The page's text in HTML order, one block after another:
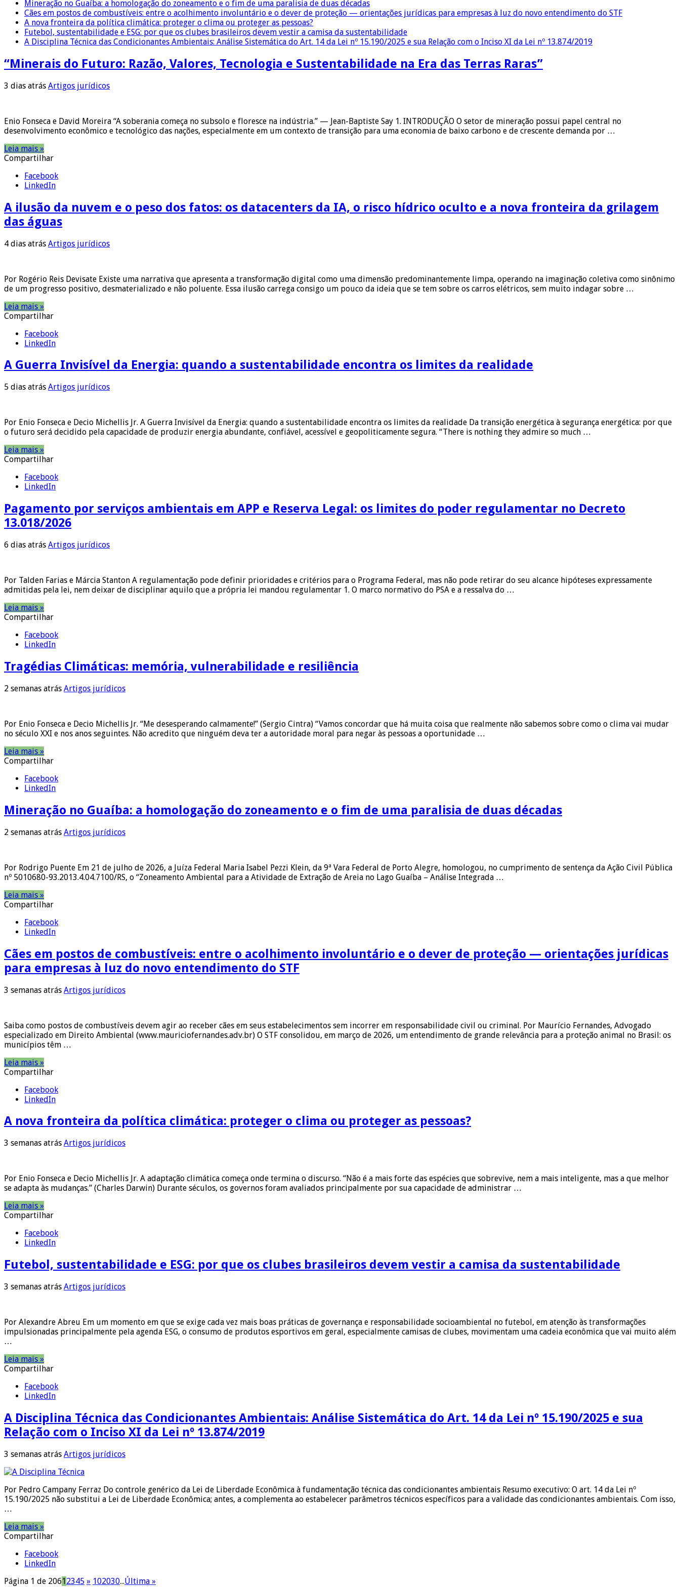
Mineração no Guaíba: a homologação do zoneamento e o fim de uma paralisia de duas décadas
Cães em postos de combustíveis: entre o acolhimento involuntário e o dever de proteção — orientações jurídicas para empresas à luz do novo entendimento do STF
A nova fronteira da política climática: proteger o clima ou proteger as pessoas?
Futebol, sustentabilidade e ESG: por que os clubes brasileiros devem vestir a camisa da sustentabilidade
A Disciplina Técnica das Condicionantes Ambientais: Análise Sistemática do Art. 14 da Lei nº 15.190/2025 e sua Relação com o Inciso XI da Lei nº 13.874/2019
“Minerais do Futuro: Razão, Valores, Tecnologia e Sustentabilidade na Era das Terras Raras”
3 dias atrás Artigos jurídicos
Enio Fonseca e David Moreira “A soberania começa no subsolo e floresce na indústria.” — Jean-Baptiste Say 1. INTRODUÇÃO O setor de mineração possui papel central no
desenvolvimento econômico e tecnológico das nações, especialmente em um contexto de transição para uma economia de baixo carbono e de crescente demanda por …
Leia mais »
Compartilhar
Facebook
LinkedIn
A ilusão da nuvem e o peso dos fatos: os datacenters da IA, o risco hídrico oculto e a nova fronteira da grilagem
das águas
4 dias atrás Artigos jurídicos
Por Rogério Reis Devisate Existe uma narrativa que apresenta a transformação digital como uma dimensão predominantemente limpa, operando na imaginação coletiva como sinônimo
de um progresso positivo, desmaterializado e não poluente. Essa ilusão carrega consigo um pouco da ideia que se tem sobre os carros elétricos, sem muito indagar sobre …
Leia mais »
Compartilhar
Facebook
LinkedIn
A Guerra Invisível da Energia: quando a sustentabilidade encontra os limites da realidade
5 dias atrás Artigos jurídicos
Por Enio Fonseca e Decio Michellis Jr. A Guerra Invisível da Energia: quando a sustentabilidade encontra os limites da realidade Da transição energética à segurança energética: por que
o futuro será decidido pela capacidade de produzir energia abundante, confiável, acessível e geopoliticamente segura. “There is nothing they admire so much …
Leia mais »
Compartilhar
Facebook
LinkedIn
Pagamento por serviços ambientais em APP e Reserva Legal: os limites do poder regulamentar no Decreto
13.018/2026
6 dias atrás Artigos jurídicos
Por Talden Farias e Márcia Stanton A regulamentação pode definir prioridades e critérios para o Programa Federal, mas não pode retirar do seu alcance hipóteses expressamente
admitidas pela lei, nem deixar de disciplinar aquilo que a própria lei mandou regulamentar 1. O marco normativo do PSA e a ressalva do …
Leia mais »
Compartilhar
Facebook
LinkedIn
Tragédias Climáticas: memória, vulnerabilidade e resiliência
2 semanas atrás Artigos jurídicos
Por Enio Fonseca e Decio Michellis Jr. “Me desesperando calmamente!” (Sergio Cintra) “Vamos concordar que há muita coisa que realmente não sabemos sobre como o clima vai mudar
no século XXI e nos anos seguintes. Não acredito que ninguém deva ter a autoridade moral para negar às pessoas a oportunidade …
Leia mais »
Compartilhar
Facebook
LinkedIn
Mineração no Guaíba: a homologação do zoneamento e o fim de uma paralisia de duas décadas
2 semanas atrás Artigos jurídicos
Por Rodrigo Puente Em 21 de julho de 2026, a Juíza Federal Maria Isabel Pezzi Klein, da 9ª Vara Federal de Porto Alegre, homologou, no cumprimento de sentença da Ação Civil Pública
nº 5010680-93.2013.4.04.7100/RS, o “Zoneamento Ambiental para a Atividade de Extração de Areia no Lago Guaíba – Análise Integrada …
Leia mais »
Compartilhar
Facebook
LinkedIn
Cães em postos de combustíveis: entre o acolhimento involuntário e o dever de proteção — orientações jurídicas
para empresas à luz do novo entendimento do STF
3 semanas atrás Artigos jurídicos
Saiba como postos de combustíveis devem agir ao receber cães em seus estabelecimentos sem incorrer em responsabilidade civil ou criminal. Por Maurício Fernandes, Advogado
especializado em Direito Ambiental (www.mauriciofernandes.adv.br) O STF consolidou, em março de 2026, um entendimento de grande relevância para a proteção animal no Brasil: os
municípios têm …
Leia mais »
Compartilhar
Facebook
LinkedIn
A nova fronteira da política climática: proteger o clima ou proteger as pessoas?
3 semanas atrás Artigos jurídicos
Por Enio Fonseca e Decio Michellis Jr. A adaptação climática começa onde termina o discurso. “Não é a mais forte das espécies que sobrevive, nem a mais inteligente, mas a que melhor
se adapta às mudanças.” (Charles Darwin) Durante séculos, os governos foram avaliados principalmente por sua capacidade de administrar …
Leia mais »
Compartilhar
Facebook
LinkedIn
Futebol, sustentabilidade e ESG: por que os clubes brasileiros devem vestir a camisa da sustentabilidade
3 semanas atrás Artigos jurídicos
Por Alexandre Abreu Em um momento em que se exige cada vez mais boas práticas de governança e responsabilidade socioambiental no futebol, em atenção às transformações
impulsionadas principalmente pela agenda ESG, o consumo de produtos esportivos em geral, especialmente camisas de clubes, movimentam uma cadeia econômica que vai muito além
…
Leia mais »
Compartilhar
Facebook
LinkedIn
A Disciplina Técnica das Condicionantes Ambientais: Análise Sistemática do Art. 14 da Lei nº 15.190/2025 e sua
Relação com o Inciso XI da Lei nº 13.874/2019
3 semanas atrás Artigos jurídicos
Por Pedro Campany Ferraz Do controle genérico da Lei de Liberdade Econômica à fundamentação técnica das condicionantes ambientais Resumo executivo: O art. 14 da Lei nº
15.190/2025 não substitui a Lei de Liberdade Econômica; antes, a complementa ao estabelecer parâmetros técnicos específicos para a validade das condicionantes ambientais. Com isso,
…
Leia mais »
Compartilhar
Facebook
LinkedIn
Página 1 de 20612345 » 102030...Última »